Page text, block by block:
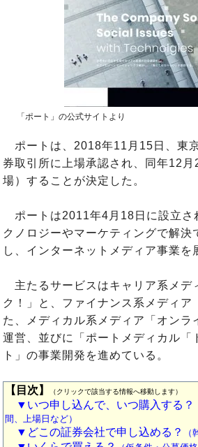
「ポート」の公式サイトより
ポートは、2018年11月15日、東
券取引所に上場承認され、同年12月
場）することが決定した。
ポートは2011年4月18日に設立さ
クノロジーやマーケティングで解決
し、インターネットメディア事業を
主たるサービスはキャリア系メデ
ク！」と、ファイナンス系メディア
た、メディカル系メディア「オンラ
運営、並びに「ポートメディカル「
ト」の事業開発を進めている。
【目次】 （クリックで該当する情報へ移動します）
▼いつ申し込んで、いつ購入する？
間、上場日など）
▼どこの証券会社で申し込める？